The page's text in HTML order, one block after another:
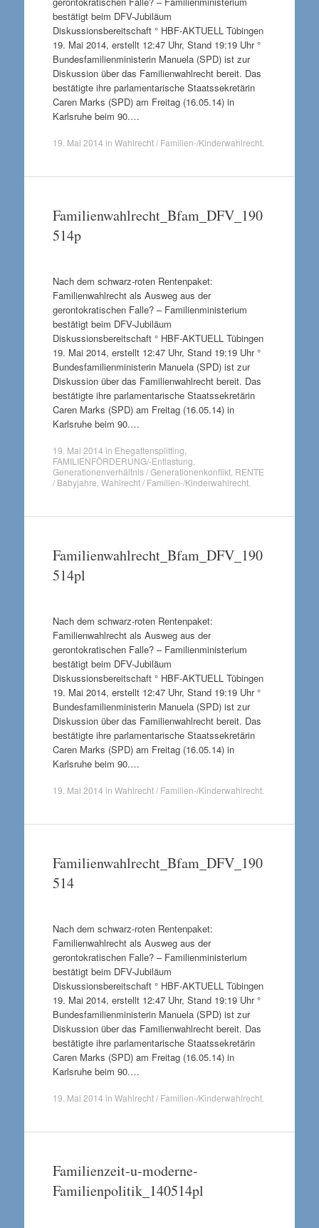
bestätigt beim DFV-Jubiläum
Diskussionsbereitschaft ° HBF-AKTUELL Tübingen
19. Mai 2014, erstellt 12:47 Uhr, Stand 19:19 Uhr °
Bundesfamilienministerin Manuela (SPD) ist zur
Diskussion über das Familienwahlrecht bereit. Das
bestätigte ihre parlamentarische Staatssekretärin
Caren Marks (SPD) am Freitag (16.05.14) in
Karlsruhe beim 90.…
19. Mai 2014 in Wahlrecht / Familien-/Kinderwahlrecht.
Familienwahlrecht_Bfam_DFV_190
514p
Nach dem schwarz-roten Rentenpaket:
Familienwahlrecht als Ausweg aus der
gerontokratischen Falle? – Familienministerium
bestätigt beim DFV-Jubiläum
Diskussionsbereitschaft ° HBF-AKTUELL Tübingen
19. Mai 2014, erstellt 12:47 Uhr, Stand 19:19 Uhr °
Bundesfamilienministerin Manuela (SPD) ist zur
Diskussion über das Familienwahlrecht bereit. Das
bestätigte ihre parlamentarische Staatssekretärin
Caren Marks (SPD) am Freitag (16.05.14) in
Karlsruhe beim 90.…
19. Mai 2014 in Ehegattensplitting
FAMILIENFÖRDERUNG/-Entlastung
Generationenverhältnis / Generationenkonflikt, RENTE
/ Babyjahre Wahlrecht / Familien-/Kinderwahlrecht.
Familienwahlrecht_Bfam_DFV_190
514pl
Nach dem schwarz-roten Rentenpaket:
Familienwahlrecht als Ausweg aus der
gerontokratischen Falle? – Familienministerium
bestätigt beim DFV-Jubiläum
Diskussionsbereitschaft ° HBF-AKTUELL Tübingen
19. Mai 2014, erstellt 12:47 Uhr, Stand 19:19 Uhr °
Bundesfamilienministerin Manuela (SPD) ist zur
Diskussion über das Familienwahlrecht bereit. Das
bestätigte ihre parlamentarische Staatssekretärin
Caren Marks (SPD) am Freitag (16.05.14) in
Karlsruhe beim 90.…
19. Mai 2014 in Wahlrecht / Familien-/Kinderwahlrecht.
Familienwahlrecht_Bfam_DFV_190
514
Nach dem schwarz-roten Rentenpaket:
Familienwahlrecht als Ausweg aus der
gerontokratischen Falle? – Familienministerium
bestätigt beim DFV-Jubiläum
Diskussionsbereitschaft ° HBF-AKTUELL Tübingen
19. Mai 2014, erstellt 12:47 Uhr, Stand 19:19 Uhr °
Bundesfamilienministerin Manuela (SPD) ist zur
Diskussion über das Familienwahlrecht bereit. Das
bestätigte ihre parlamentarische Staatssekretärin
Caren Marks (SPD) am Freitag (16.05.14) in
Karlsruhe beim 90.…
19. Mai 2014 in Wahlrecht / Familien-/Kinderwahlrecht.
Familienzeit-u-moderne-
Familienpolitik_140514pl